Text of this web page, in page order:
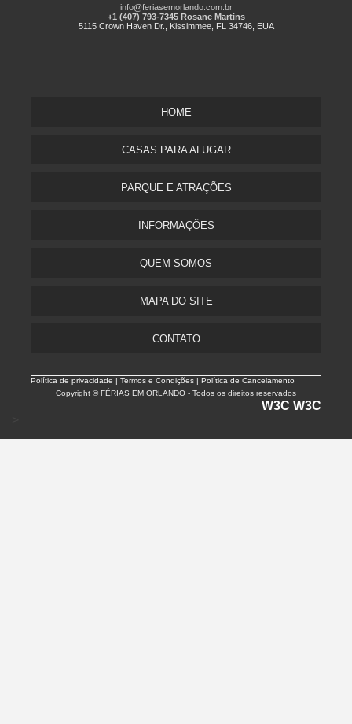
info@feriasemorlando.com.br
+1 (407) 793-7345 Rosane Martins
5115 Crown Haven Dr., Kissimmee, FL 34746, EUA
HOME
CASAS PARA ALUGAR
PARQUE E ATRAÇÕES
INFORMAÇÕES
QUEM SOMOS
MAPA DO SITE
CONTATO
Política de privacidade |Termos e Condições | Política de Cancelamento
Copyright © FÉRIAS EM ORLANDO - Todos os direitos reservados
W3C W3C